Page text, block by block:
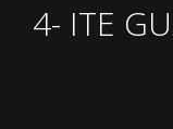
4- ITE